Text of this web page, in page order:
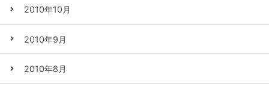
2010年10月
2010年9月
2010年8月